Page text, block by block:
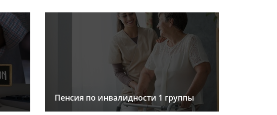
Пенсия по инвалидности 1 группы